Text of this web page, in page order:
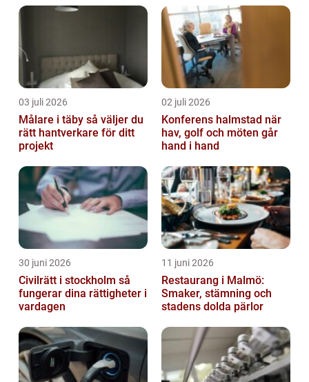
03 juli 2026
Målare i täby så väljer du
rätt hantverkare för ditt
projekt
02 juli 2026
Konferens halmstad när
hav, golf och möten går
hand i hand
30 juni 2026
Civilrätt i stockholm så
fungerar dina rättigheter i
vardagen
11 juni 2026
Restaurang i Malmö:
Smaker, stämning och
stadens dolda pärlor